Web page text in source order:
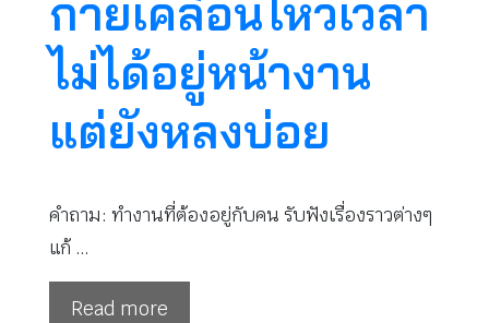
กายเคลื่อนไหวเวลา
ไม่ได้อยู่หน้างาน​
แต่ยังหลงบ่อย​
คำถาม: ทำงานที่ต้องอยู่กับคน​ รับฟังเรื่องราวต่างๆ​
แก้ …
Read more